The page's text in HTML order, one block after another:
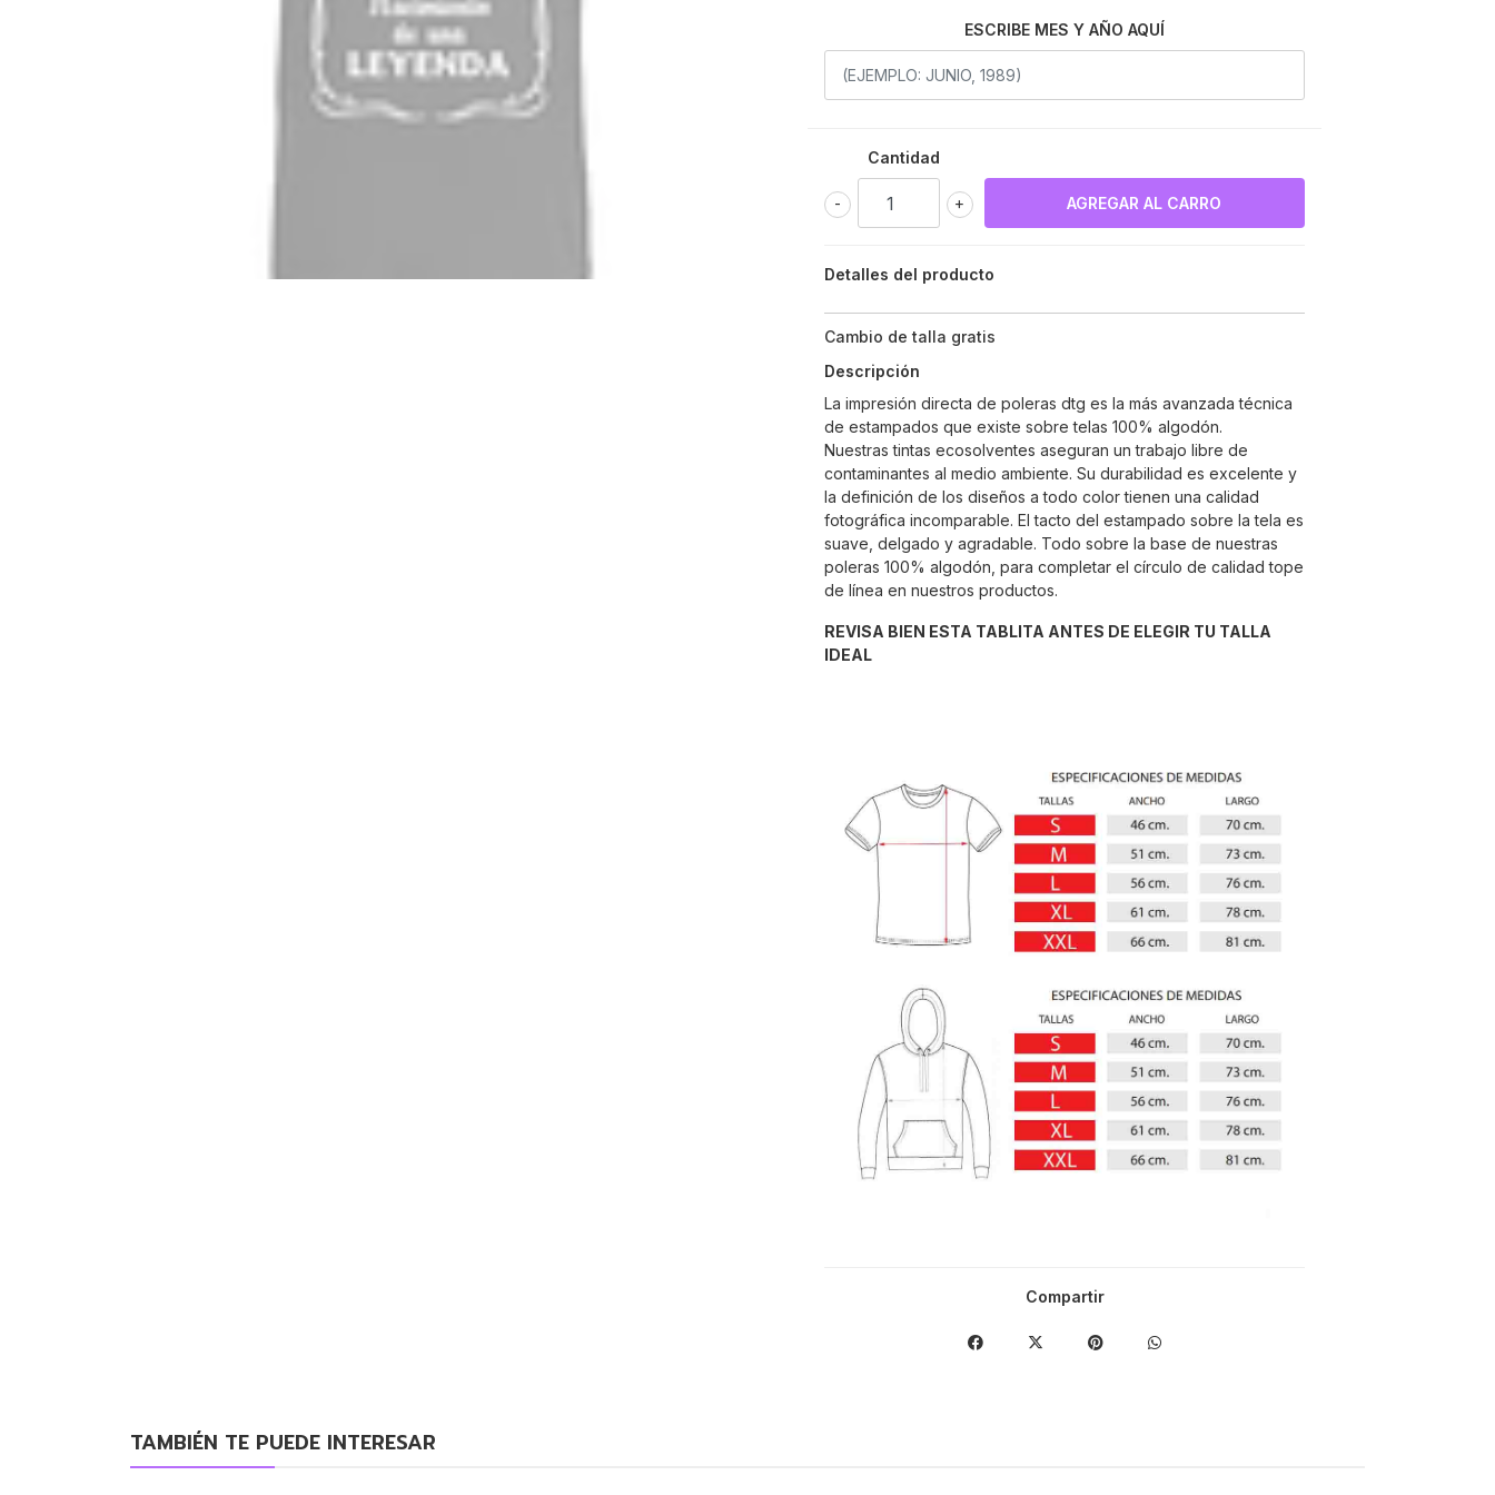
ESCRIBE MES Y AÑO AQUÍ
Cantidad
+
-
Detalles del producto
Cambio de talla gratis
Descripción
La impresión directa de poleras dtg es la más avanzada técnica
de estampados que existe sobre telas 100% algodón.
Nuestras tintas ecosolventes aseguran un trabajo libre de
contaminantes al medio ambiente. Su durabilidad es excelente y
la definición de los diseños a todo color tienen una calidad
fotográfica incomparable. El tacto del estampado sobre la tela es
suave, delgado y agradable. Todo sobre la base de nuestras
poleras 100% algodón, para completar el círculo de calidad tope
de línea en nuestros productos.
REVISA BIEN ESTA TABLITA ANTES DE ELEGIR TU TALLA
IDEAL
Compartir
TAMBIÉN TE PUEDE INTERESAR